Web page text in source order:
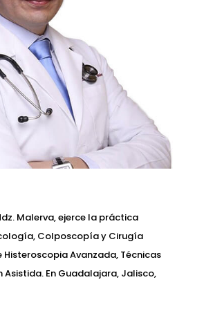
Malerva, ejerce la práctica
Colposcopía y Cirugía
Histeroscopia Avanzada, Técnicas
Asistida. En Guadalajara, Jalisco,